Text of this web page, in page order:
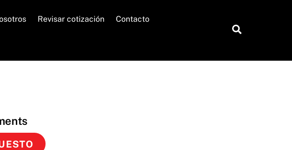
Revisar cotización Contacto